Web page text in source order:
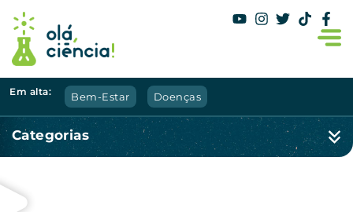
Em alta: Bem-Estar Doenças
Categorias